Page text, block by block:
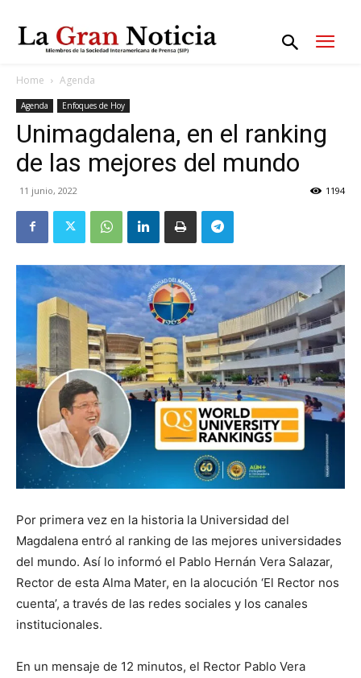
Home Agenda
Agenda Enfoques de Hoy
Unimagdalena, en el ranking
de las mejores del mundo
11 junio, 2022 1194
Por primera vez en la historia la Universidad del
Magdalena entró al ranking de las mejores universidades
del mundo. Así lo informó el Pablo Hernán Vera Salazar,
Rector de esta Alma Mater, en la alocución ‘El Rector nos
cuenta’, a través de las redes sociales y los canales
institucionales.
En un mensaje de 12 minutos, el Rector Pablo Vera